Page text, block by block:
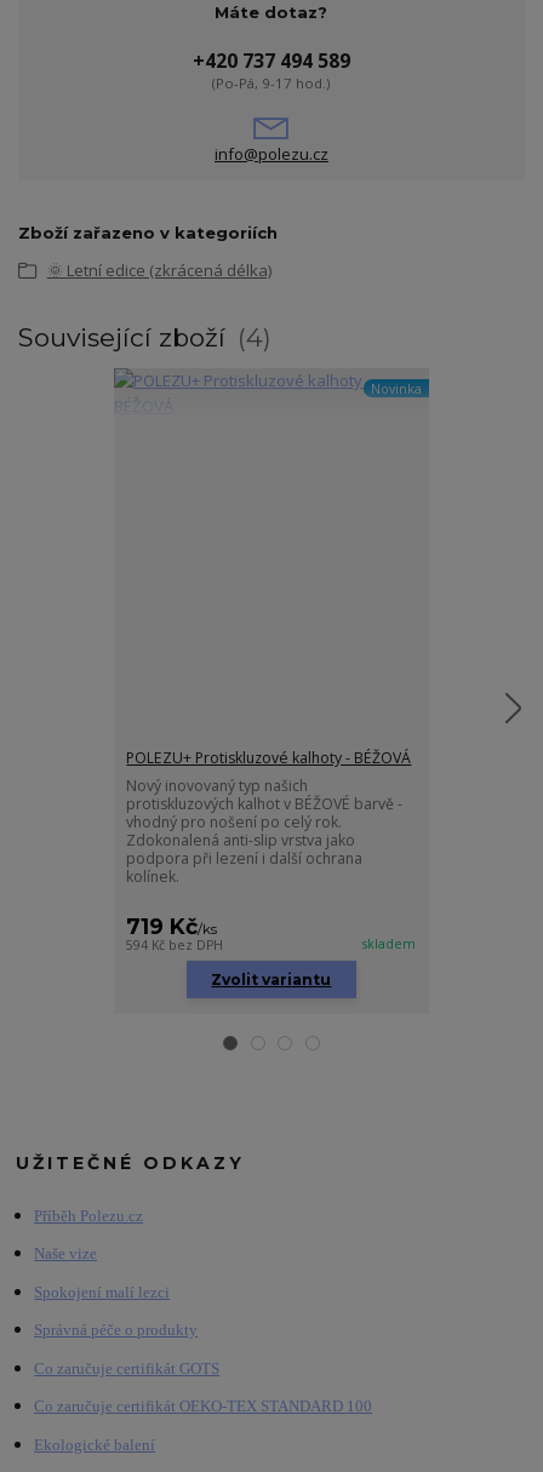
Máte dotaz?
+420 737 494 589
(Po-Pá, 9-17 hod.)
info@polezu.cz
Zboží zařazeno v kategoriích
🌞 Letní edice (zkrácená délka)
Související zboží 4
Novinka
POLEZU+ Protiskluzové kalhoty - BÉŽOVÁ
Nový inovovaný typ našich
protiskluzových kalhot v BÉŽOVÉ barvě -
vhodný pro nošení po celý rok.
Zdokonalená anti-slip vrstva jako
podpora při lezení i další ochrana
kolínek.
719 Kč/ks
594 Kč bez DPH skladem
Zvolit variantu
UŽITEČNÉ ODKAZY
Příběh Polezu.cz
Naše vize
Spokojení malí lezci
Správná péče o produkty
Co zaručuje certifikát GOTS
Co zaručuje certifikát OEKO-TEX STANDARD 100
Ekologické balení